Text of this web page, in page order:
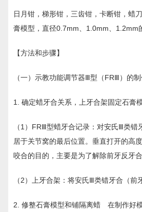
日月钳，梯形钳，三齿钳，卡断钳，蜡
膏模型，直径0.7mm、1.0mm、1.2mm
【方法和步骤】
（一）示教功能调节器Ⅲ型（FRⅢ）的
1. 确定蜡牙合关系，上牙合架固定石膏
（1）FRⅢ型蜡牙合记录：对安氏Ⅲ类
居于关节窝的最后位置。垂直打开的高
咬合的目的，主要是为了解除前牙反牙合
（2）上牙合架：将安氏Ⅲ类错牙合（
2. 修整石膏模型和铺隔离蜡 在制作好